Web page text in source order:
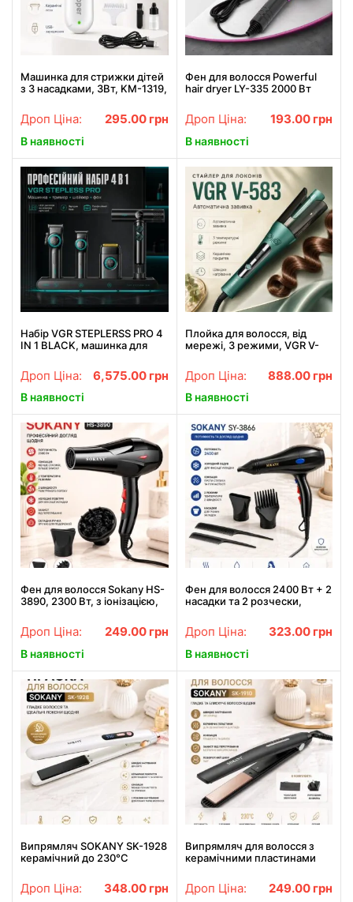
Машинка для стрижки дітей
з 3 насадками, 3Вт, KM-1319,
стрижки волосся / Набір для
стрижки
Дроп Ціна: 295.00 грн
В наявності
Фен для волосся Powerful
hair dryer LY-335 2000 Вт
Дроп Ціна: 193.00 грн
В наявності
Набір VGR STEPLERSS PRO 4
IN 1 BLACK, машинка для
електробритва, фен
Дроп Ціна: 6,575.00 грн
В наявності
Плойка для волосся, від
мережі, 3 режими, VGR V-
автоматичного завивання
волосся
Дроп Ціна: 888.00 грн
В наявності
Фен для волосся Sokany HS-
3890, 2300 Вт, з іонізацією,
концентратором /
Професійний фен для
сушіння та укладання
волосся
Дроп Ціна: 249.00 грн
В наявності
Фен для волосся 2400 Вт + 2
насадки та 2 розчески,
Фен для укладання / Фен для
сушіння волосся
Дроп Ціна: 323.00 грн
В наявності
Випрямляч SOKANY SK-1928
керамічний до 230°C
Дроп Ціна: 348.00 грн
Випрямляч для волосся з
керамічними пластинами
Утюжок для волосся з
швидким нагріванням
Дроп Ціна: 249.00 грн